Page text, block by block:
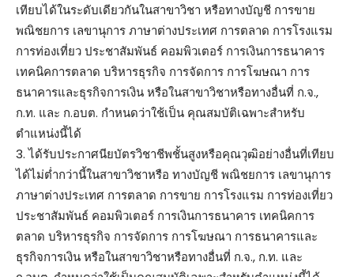
เทียบได้ในระดับเดียวกันในสาขาวิชา หรือทางบัญชี การขาย
พณิชยการ เลขานุการ ภาษาต่างประเทศ การตลาด การโรงแรม
การท่องเที่ยว ประชาสัมพันธ์ คอมพิวเตอร์ การเงินการธนาคาร
เทคนิคการตลาด บริหารธุรกิจ การจัดการ การโฆษณา การ
ธนาคารและธุรกิจการเงิน หรือในสาขาวิชาหรือทางอื่นที่ ก.จ.,
ก.ท. และ ก.อบต. กำหนดว่าใช้เป็น คุณสมบัติเฉพาะสำหรับ
ตำแหน่งนี้ได้
3. ได้รับประกาศนียบัตรวิชาชีพชั้นสูงหรือคุณวุฒิอย่างอื่นที่เทียบ
ได้ไม่ต่ำกว่านี้ในสาขาวิชาหรือ ทางบัญชี พณิชยการ เลขานุการ
ภาษาต่างประเทศ การตลาด การขาย การโรงแรม การท่องเที่ยว
ประชาสัมพันธ์ คอมพิวเตอร์ การเงินการธนาคาร เทคนิคการ
ตลาด บริหารธุรกิจ การจัดการ การโฆษณา การธนาคารและ
ธุรกิจการเงิน หรือในสาขาวิชาหรือทางอื่นที่ ก.จ., ก.ท. และ